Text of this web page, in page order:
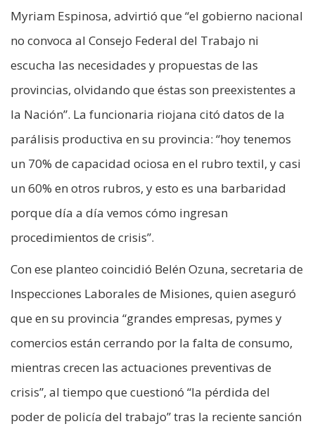
Myriam Espinosa, advirtió que “el gobierno nacional
no convoca al Consejo Federal del Trabajo ni
escucha las necesidades y propuestas de las
provincias, olvidando que éstas son preexistentes a
la Nación”. La funcionaria riojana citó datos de la
parálisis productiva en su provincia: “hoy tenemos
un 70% de capacidad ociosa en el rubro textil, y casi
un 60% en otros rubros, y esto es una barbaridad
porque día a día vemos cómo ingresan
procedimientos de crisis”.
Con ese planteo coincidió Belén Ozuna, secretaria de
Inspecciones Laborales de Misiones, quien aseguró
que en su provincia “grandes empresas, pymes y
comercios están cerrando por la falta de consumo,
mientras crecen las actuaciones preventivas de
crisis”, al tiempo que cuestionó “la pérdida del
poder de policía del trabajo” tras la reciente sanción